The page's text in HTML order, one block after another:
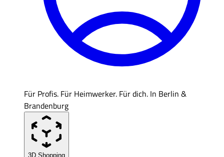
Für Profis. Für Heimwerker. Für dich. In Berlin &
Brandenburg
3D Shopping